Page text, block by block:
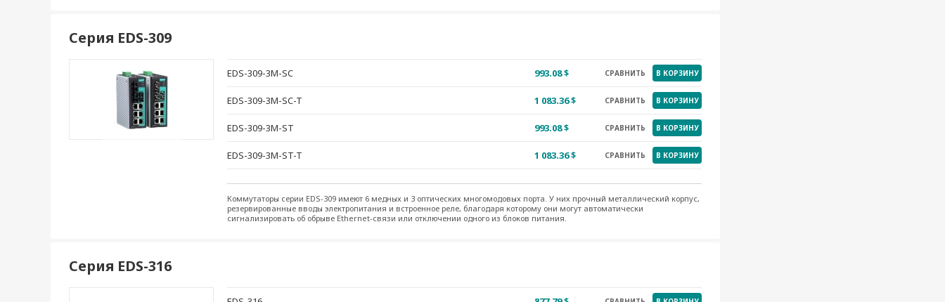
Серия EDS-309
EDS-309-3M-SC 993.08 $ СРАВНИТЬ В КОРЗИНУ
EDS-309-3M-SC-T 1 083.36 $ СРАВНИТЬ В КОРЗИНУ
EDS-309-3M-ST 993.08 $ СРАВНИТЬ В КОРЗИНУ
EDS-309-3M-ST-T 1 083.36 $ СРАВНИТЬ В КОРЗИНУ
Коммутаторы серии EDS-309 имеют 6 медных и 3 оптических многомодовых порта. У них прочный металлический корпус,
резервированные вводы электропитания и встроенное реле, благодаря которому они могут автоматически
сигнализировать об обрыве Ethernet-связи или отключении одного из блоков питания.
Серия EDS-316